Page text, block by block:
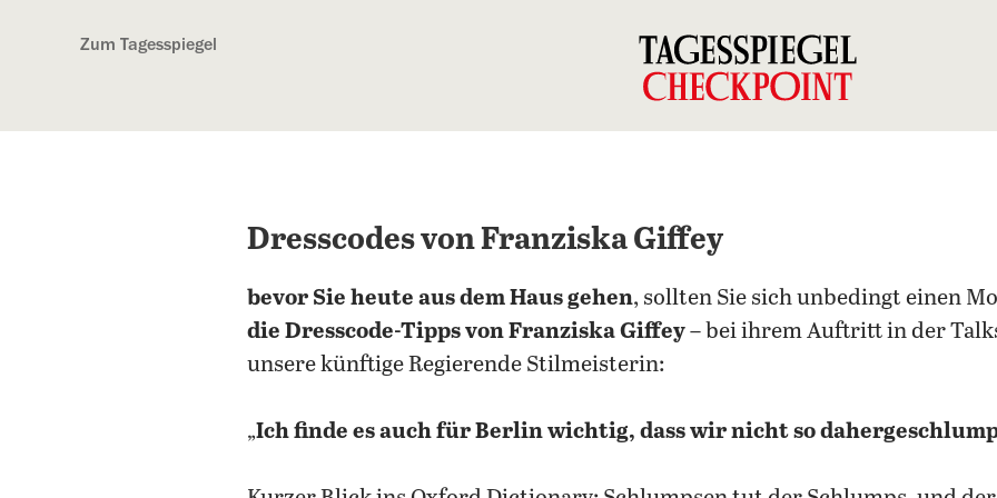
Zum Tagesspiegel
Dresscodes von Franziska Giffey
bevor Sie heute aus dem Haus gehen, sollten Sie sich unbedingt einen
die Dresscode-Tipps von Franziska Giffey– bei ihrem Auftritt in der
unsere künftige Regierende Stilmeisterin:
„Ich finde es auch für Berlin wichtig, dass wir nicht so